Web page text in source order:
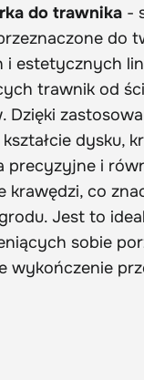
do trawnika -
do
i estetycznych
trawnik od
Dzięki
dysku,
precyzyjne i
krawędzi, co
Jest to
sobie
wykończenie